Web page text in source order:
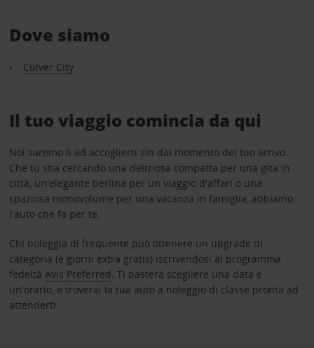
Dove siamo
Culver City
Il tuo viaggio comincia da qui
Noi saremo lì ad accoglierti sin dal momento del tuo arrivo.
Che tu stia cercando una deliziosa compatta per una gita in
città, un'elegante berlina per un viaggio d'affari o una
spaziosa monovolume per una vacanza in famiglia, abbiamo
l'auto che fa per te.
Chi noleggia di frequente può ottenere un upgrade di
categoria (e giorni extra gratis) iscrivendosi al programma
fedeltà Avis Preferred. Ti basterà scegliere una data e
un'orario, e troverai la tua auto a noleggio di classe pronta ad
attenderti.